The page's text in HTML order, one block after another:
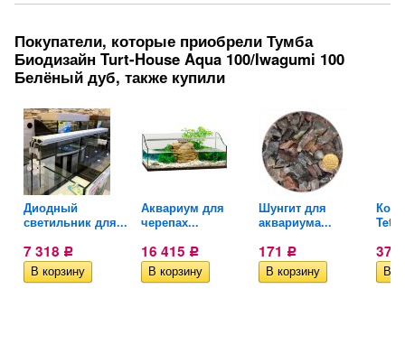
Покупатели, которые приобрели Тумба
Биодизайн Turt-House Aqua 100/Iwagumi 100
Белёный дуб, также купили
Диодный
светильник для...
7 318 Р
Аквариум для
черепах...
16 415 Р
Шунгит для
аквариума...
171 Р 373